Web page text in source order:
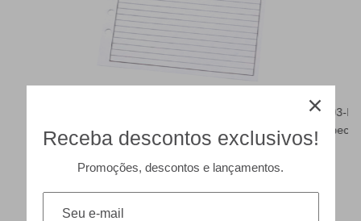
Horizontal
203-
Receba descontos exclusivos!
Promoções, descontos e lançamentos.